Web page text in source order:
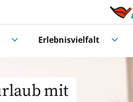
Erlebnisvielfalt
mit